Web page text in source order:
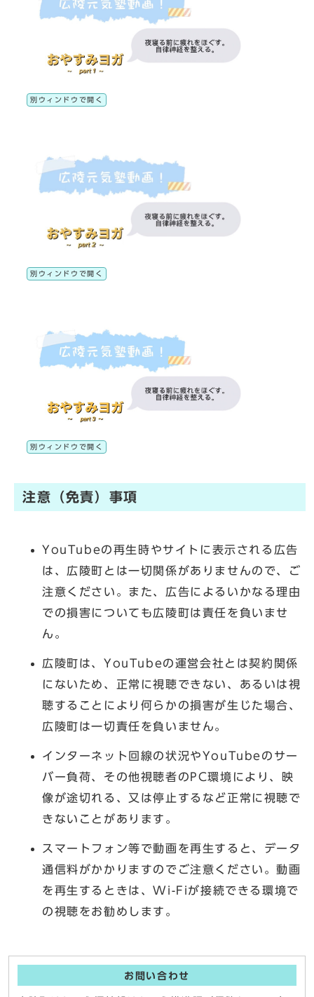
別ウィンドウで開く
別ウィンドウで開く
別ウィンドウで開く
注意（免責）事項
YouTubeの再生時やサイトに表示される広告
は、広陵町とは一切関係がありませんので、ご
注意ください。また、広告によるいかなる理由
での損害についても広陵町は責任を負いませ
ん。
広陵町は、YouTubeの運営会社とは契約関係
にないため、正常に視聴できない、あるいは視
聴することにより何らかの損害が生じた場合、
広陵町は一切責任を負いません。
インターネット回線の状況やYouTubeのサー
バー負荷、その他視聴者のPC環境により、映
像が途切れる、又は停止するなど正常に視聴で
きないことがあります。
スマートフォン等で動画を再生すると、データ
通信料がかかりますのでご注意ください。動画
を再生するときは、Wi-Fiが接続できる環境で
の視聴をお勧めします。
お問い合わせ